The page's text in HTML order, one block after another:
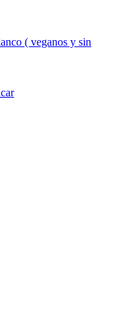
( veganos y sin